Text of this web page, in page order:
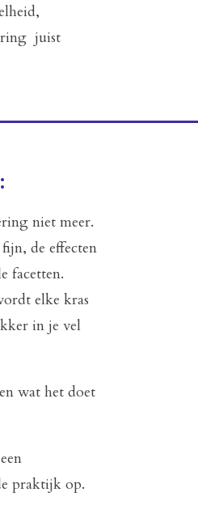
juist
niet meer.
de effecten
facetten.
elke kras
in je vel
wat het doet
praktijk op.